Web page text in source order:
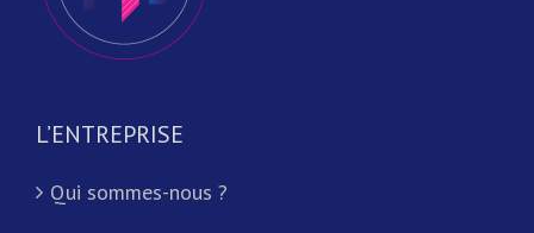
L’ENTREPRISE
Qui sommes-nous ?